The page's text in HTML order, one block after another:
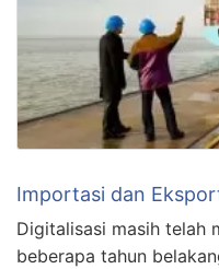
Importasi dan
Digitalisasi masih telah
beberapa tahun